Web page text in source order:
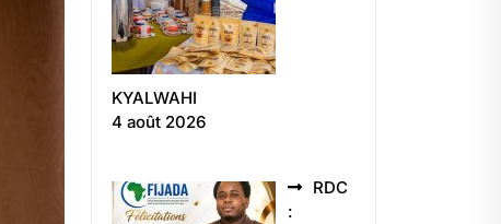
KYALWAHI
4 août 2026
RDC
: